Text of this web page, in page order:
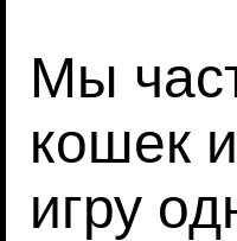
Мы
кошек
игру